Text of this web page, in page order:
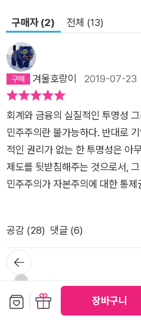
장바구니
관련한 논의에 저마다 다른 관점을 보여준다. 2부
으로, 피케티가 제시한 ‘자본’의
를 따라가며 각 영역별 옳고 그름
너무 단순화되었다고 판단해 종합
성과 생산의 수요탄력성을 다룬 4
적 시스템 안에서 ‘길들여진’ 피
생’의 피케티를 대조한다. 이어 6,
는 개념을 사용하면서 발생한 결
본격적으로 다룰 불평등 규모에
를 놓아주는 내용으로서 ‘균열일
불평등의 다양한 측면을 조사한
어느 정도인지를 실감할 수 있는
0장)는 재산의 소유권 및 통제권
템이 정치경제적 제도를 관리하는
목했다. 크리스토프 라크너(11장)
평등을 비교 방식으로 다루는 것
는《21세기 자본》에서의 ‘공간’
구매자 (2) 전체 (13)
겨울호랑이 2019-07-23
회계와 금융의 실질적인 투명성
민주주의란 불가능하다. 반대로
적인 권리가 없는 한 투명성은 아
제도를 뒷받침해주는 것으로서,
민주주의가 자본주의에 대한 통
어야한다는 사실을 깨닫는 데서
공감 (28) 댓글 (6)
육미선 2017-12-25
뒤로가
기